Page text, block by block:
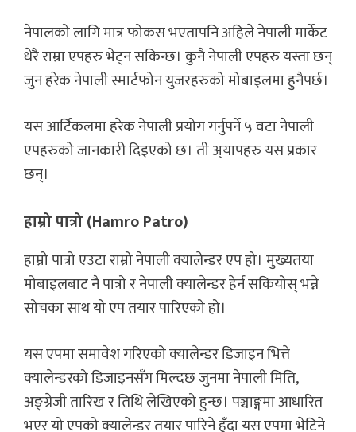
नेपालको लागि मात्र फोकस भएतापनि अहिले नेपाली मार्केट
धेरै राम्रा एपहरु भेट्न सकिन्छ। कुनै नेपाली एपहरु यस्ता छन्
जुन हरेक नेपाली स्मार्टफोन युजरहरुको मोबाइलमा हुनैपर्छ।
यस आर्टिकलमा हरेक नेपाली प्रयोग गर्नुपर्ने ५ वटा नेपाली
एपहरुको जानकारी दिइएको छ। ती अ्यापहरु यस प्रकार
छन्।
हाम्रो पात्रो (Hamro Patro)
हाम्रो पात्रो एउटा राम्रो नेपाली क्यालेन्डर एप हो। मुख्यतया
मोबाइलबाट नै पात्रो र नेपाली क्यालेन्डर हेर्न सकियोस् भन्ने
सोचका साथ यो एप तयार पारिएको हो।
यस एपमा समावेश गरिएको क्यालेन्डर डिजाइन भित्ते
क्यालेन्डरको डिजाइनसँग मिल्दछ जुनमा नेपाली मिति,
अङ्ग्रेजी तारिख र तिथि लेखिएको हुन्छ। पञ्चाङ्गमा आधारित
भएर यो एपको क्यालेन्डर तयार पारिने हुँदा यस एपमा भेटिने